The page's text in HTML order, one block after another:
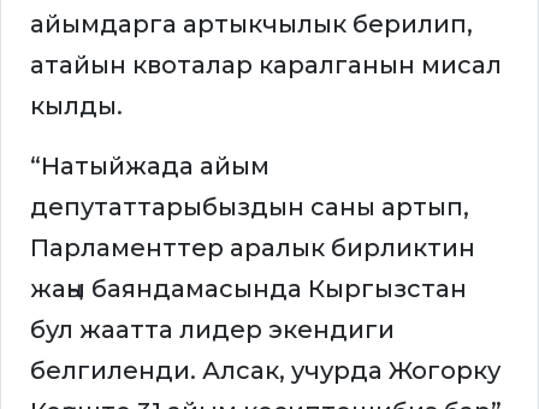
айымдарга артыкчылык берилип,
атайын квоталар каралганын мисал
кылды.
“Натыйжада айым
депутаттарыбыздын саны артып,
Парламенттер аралык бирликтин
жаңы баяндамасында Кыргызстан
бул жаатта лидер экендиги
белгиленди. Алсак, учурда Жогорку